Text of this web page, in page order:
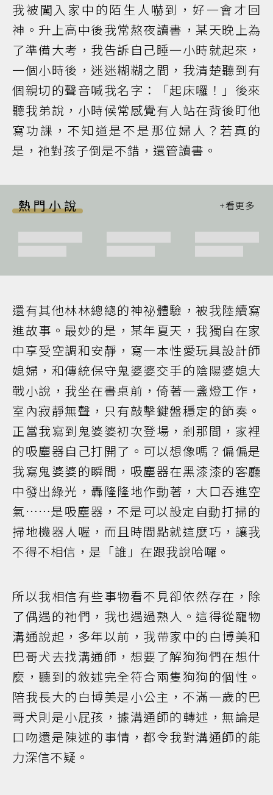
我被闖入家中的陌生人嚇到，好一會才回
神。升上高中後我常熬夜讀書，某天晚上為
了準備大考，我告訴自己睡一小時就起來，
一個小時後，迷迷糊糊之間，我清楚聽到有
個親切的聲音喊我名字：「起床囉！」後來
聽我弟說，小時候常感覺有人站在背後盯他
寫功課，不知道是不是那位婦人？若真的
是，祂對孩子倒是不錯，還管讀書。
熱門小說
還有其他林林總總的神祕體驗，被我陸續寫
進故事。最妙的是，某年夏天，我獨自在家
中享受空調和安靜，寫一本性愛玩具設計師
媳婦，和傳統保守鬼婆婆交手的陰陽婆媳大
戰小說，我坐在書桌前，倚著一盞燈工作，
室內寂靜無聲，只有敲擊鍵盤穩定的節奏。
正當我寫到鬼婆婆初次登場，剎那間，家裡
的吸塵器自己打開了。可以想像嗎？偏偏是
我寫鬼婆婆的瞬間，吸塵器在黑漆漆的客廳
中發出綠光，轟隆隆地作動著，大口吞進空
氣……是吸塵器，不是可以設定自動打掃的
掃地機器人喔，而且時間點就這麼巧，讓我
不得不相信，是「誰」在跟我說哈囉。
所以我相信有些事物看不見卻依然存在，除
了偶遇的祂們，我也遇過熟人。這得從寵物
溝通說起，多年以前，我帶家中的白博美和
巴哥犬去找溝通師，想要了解狗狗們在想什
麼，聽到的敘述完全符合兩隻狗狗的個性。
陪我長大的白博美是小公主，不滿一歲的巴
哥犬則是小屁孩，據溝通師的轉述，無論是
口吻還是陳述的事情，都令我對溝通師的能
力深信不疑。